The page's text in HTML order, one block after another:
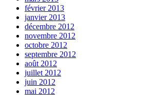
février 2013
janvier 2013
décembre 2012
novembre 2012
octobre 2012
septembre 2012
août 2012
juillet 2012
juin 2012
mai 2012